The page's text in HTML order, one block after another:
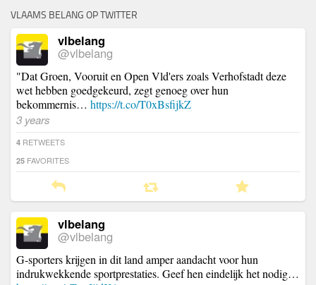
VLAAMS BELANG OP TWITTER
vlbelang
@vlbelang
"Dat Groen, Vooruit en Open Vld'ers zoals Verhofstadt deze
wet hebben goedgekeurd, zegt genoeg over hun
bekommernis… https://t.co/T0xBsfijkZ
3 years
4 RETWEETS
25 FAVORITES
vlbelang
@vlbelang
G-sporters krijgen in dit land amper aandacht voor hun
indrukwekkende sportprestaties. Geef hen eindelijk het nodig…